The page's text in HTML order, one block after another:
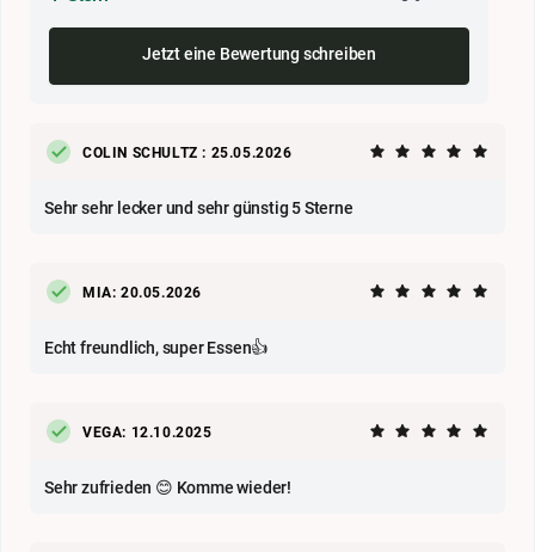
Jetzt eine Bewertung schreiben
COLIN SCHULTZ : 25.05.2026
Sehr sehr lecker und sehr günstig 5 Sterne
MIA: 20.05.2026
Echt freundlich, super Essen👍
VEGA: 12.10.2025
Sehr zufrieden 😊 Komme wieder!